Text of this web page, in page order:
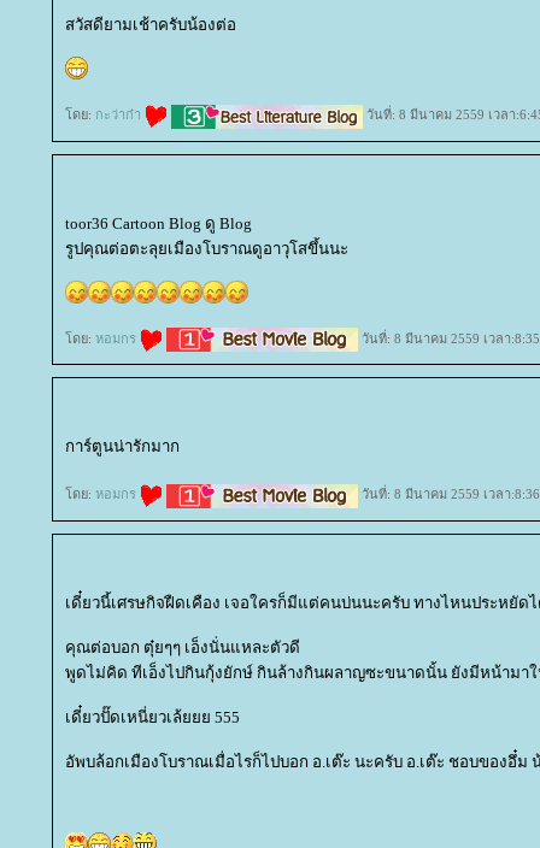
สวัสดียามเช้าครับน้องต่อ
ดย: กะว่าก๋า วันที่: 8 มีนาคม 2559 เวลา
toor36 Cartoon Blog ดู Blog
รูปคุณต่อตะลุยเมืองโบราณดูอาวุโสขึ้นนะ
ดย: หอมกร วันที่: 8 มีนาคม 2559 เวลา
การ์ตูนน่ารักมาก
ดย: หอมกร วันที่: 8 มีนาคม 2559 เวลา
เดี๋ยวนี้เศรษกิจฝืดเคือง เจอใครก็มีแต่คนบ่นนะครับ ทางไหนประหยัด
คุณต่อบอก ตุ๋ยๆๆ เอ็งนั่นแหละตัวดี
พูดไม่คิด ทีเอ็งไปกินกุ้งยักษ์ กินล้างกินผลาญซะขนาดนั้น ยังมีหน้ามา
เดี๋ยวปั๊ดเหนี่ยวเล้ยยย 555
อัพบล้อกเมืองโบราณเมื่อไรก็ไปบอก อ.เต๊ะ นะครับ อ.เต๊ะ ชอบของอึ๋ม